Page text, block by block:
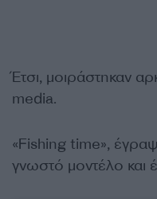
Έτσι, μοιράστηκαν
media.
«Fishing time»,
γνωστό μοντέλο και